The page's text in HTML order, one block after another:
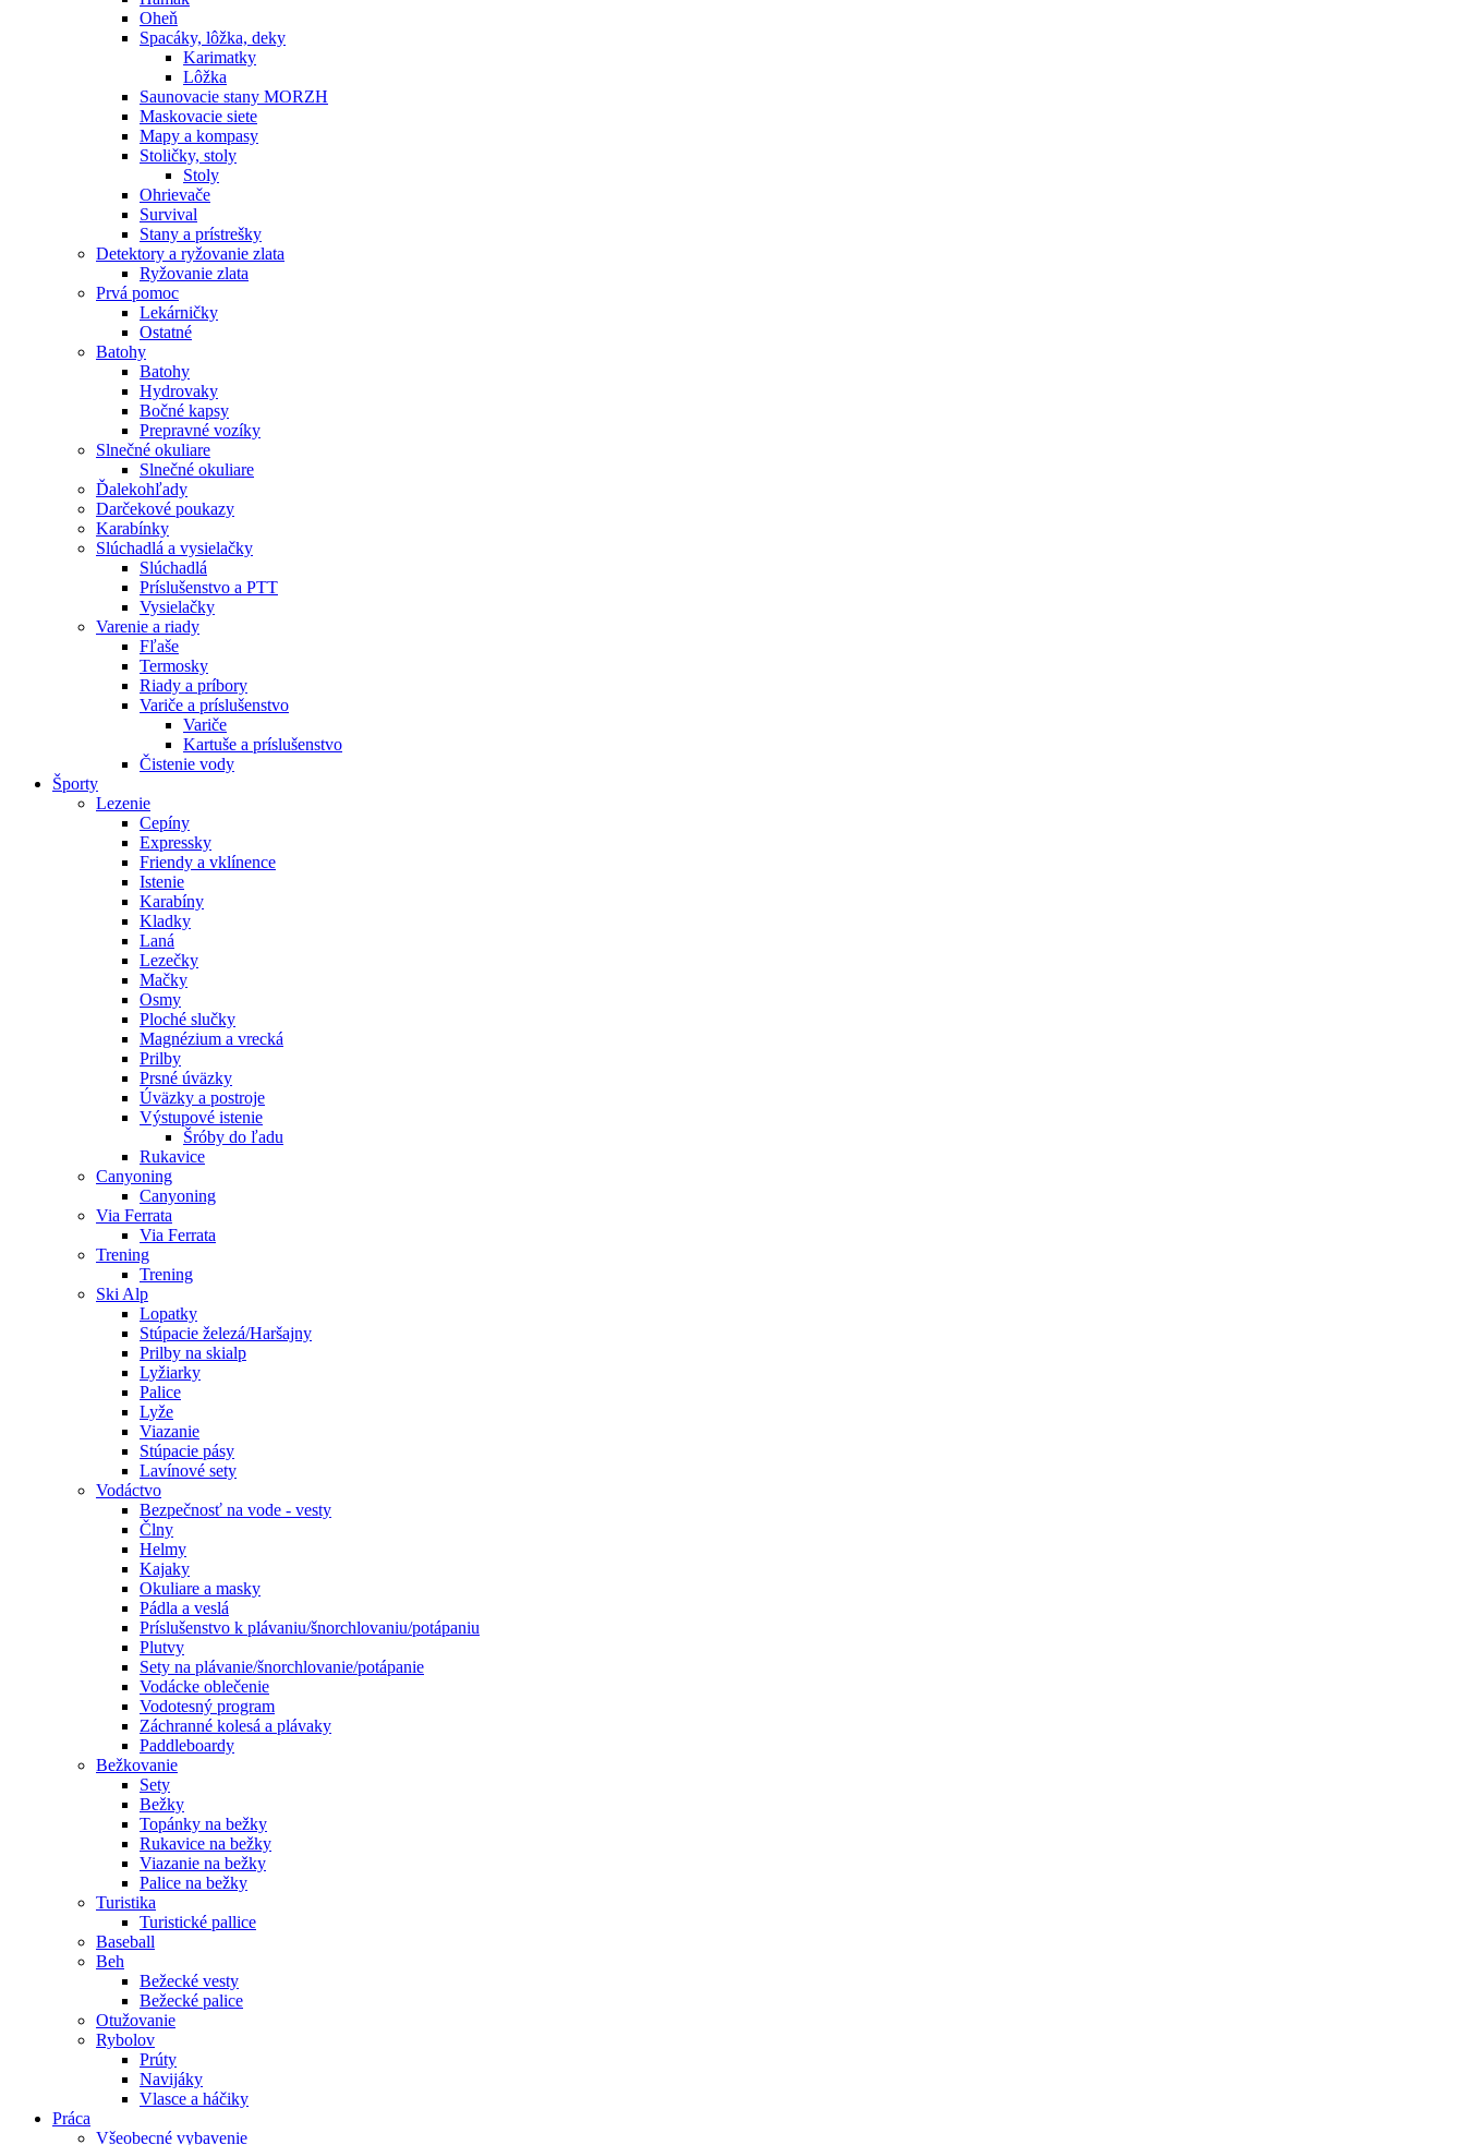
Oheň
Spacáky, lôžka, deky
Karimatky
Lôžka
Saunovacie stany MORZH
Maskovacie siete
Mapy a kompasy
Stoličky, stoly
Stoly
Ohrievače
Survival
Stany a prístrešky
Detektory a ryžovanie zlata
Ryžovanie zlata
Prvá pomoc
Lekárničky
Ostatné
Batohy
Batohy
Hydrovaky
Bočné kapsy
Prepravné vozíky
Slnečné okuliare
Slnečné okuliare
Ďalekohľady
Darčekové poukazy
Karabínky
Slúchadlá a vysielačky
Slúchadlá
Príslušenstvo a PTT
Vysielačky
Varenie a riady
Fľaše
Termosky
Riady a príbory
Variče a príslušenstvo
Variče
Kartuše a príslušenstvo
Čistenie vody
Športy
Lezenie
Cepíny
Expressky
Friendy a vklínence
Istenie
Karabíny
Kladky
Laná
Lezečky
Mačky
Osmy
Ploché slučky
Magnézium a vrecká
Prilby
Prsné úväzky
Úväzky a postroje
Výstupové istenie
Šróby do ľadu
Rukavice
Canyoning
Canyoning
Via Ferrata
Via Ferrata
Trening
Trening
Ski Alp
Lopatky
Stúpacie železá/Haršajny
Prilby na skialp
Lyžiarky
Palice
Lyže
Viazanie
Stúpacie pásy
Lavínové sety
Vodáctvo
Bezpečnosť na vode - vesty
Člny
Helmy
Kajaky
Okuliare a masky
Pádla a veslá
Príslušenstvo k plávaniu/šnorchlovaniu/potápaniu
Plutvy
Sety na plávanie/šnorchlovanie/potápanie
Vodácke oblečenie
Vodotesný program
Záchranné kolesá a plávaky
Paddleboardy
Bežkovanie
Sety
Bežky
Topánky na bežky
Rukavice na bežky
Viazanie na bežky
Palice na bežky
Turistika
Turistické pallice
Baseball
Beh
Bežecké vesty
Bežecké palice
Otužovanie
Rybolov
Prúty
Navijáky
Vlasce a háčiky
Práca
Všeobecné vybavenie